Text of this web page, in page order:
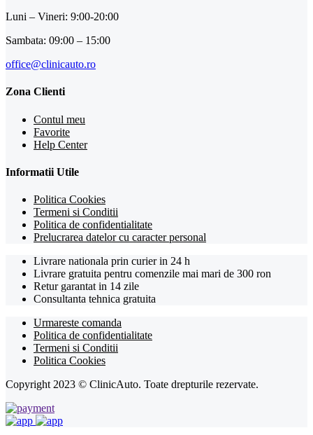
Luni – Vineri: 9:00-20:00
Sambata: 09:00 – 15:00
office@clinicauto.ro
Zona Clienti
Contul meu
Favorite
Help Center
Informatii Utile
Politica Cookies
Termeni si Conditii
Politica de confidentialitate
Prelucrarea datelor cu caracter personal
Livrare nationala prin curier in 24 h
Livrare gratuita pentru comenzile mai mari de 300 ron
Retur garantat in 14 zile
Consultanta tehnica gratuita
Urmareste comanda
Politica de confidentialitate
Termeni si Conditii
Politica Cookies
Copyright 2023 © ClinicAuto. Toate drepturile rezervate.